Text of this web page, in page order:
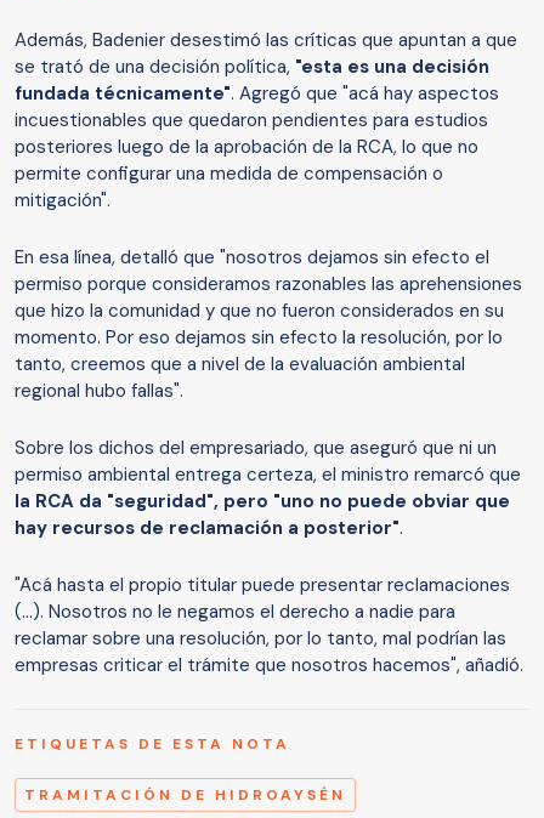
Además, Badenier desestimó las críticas que apuntan a que
se trató de una decisión política, "esta es una decisión
fundada técnicamente". Agregó que "acá hay aspectos
incuestionables que quedaron pendientes para estudios
posteriores luego de la aprobación de la RCA, lo que no
permite configurar una medida de compensación o
mitigación".
En esa línea, detalló que "nosotros dejamos sin efecto el
permiso porque consideramos razonables las aprehensiones
que hizo la comunidad y que no fueron considerados en su
momento. Por eso dejamos sin efecto la resolución, por lo
tanto, creemos que a nivel de la evaluación ambiental
regional hubo fallas".
Sobre los dichos del empresariado, que aseguró que ni un
permiso ambiental entrega certeza, el ministro remarcó que
la RCA da "seguridad", pero "uno no puede obviar que
hay recursos de reclamación a posterior".
"Acá hasta el propio titular puede presentar reclamaciones
(...). Nosotros no le negamos el derecho a nadie para
reclamar sobre una resolución, por lo tanto, mal podrían las
empresas criticar el trámite que nosotros hacemos", añadió.
ETIQUETAS DE ESTA NOTA
TRAMITACIÓN DE HIDROAYSÉN